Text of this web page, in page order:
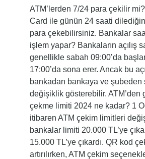
ATM’lerden 7/24 para çekilir
Card ile günün 24 saati
para çekebilirsiniz. Bankalar
işlem yapar? Bankaların açılış
genellikle sabah 09:00’da
17:00’da sona erer. Ancak bu
bankadan bankaya ve şubeden
değişiklik gösterebilir. ATM’den
çekme limiti 2024 ne kadar? 1
itibaren ATM çekim limitleri
bankalar limiti 20.000 TL’ye
15.000 TL’ye çıkardı. QR kod
artırılırken, ATM çekim